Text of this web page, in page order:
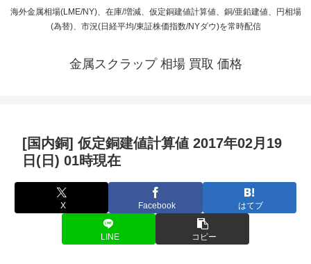
海外金属相場(LME/NY)、在庫/増減、仮定銅建値計算値、銅/亜鉛建値、円相場
(為替)、市況(日経平均/東証株価指数/NYダウ)を常時配信
金属スクラップ 相場 買取 価格
[国内銅] 仮定銅建値計算値 2017年02月19
日(日) 01時現在
X Facebook はてブ
LINE コピー